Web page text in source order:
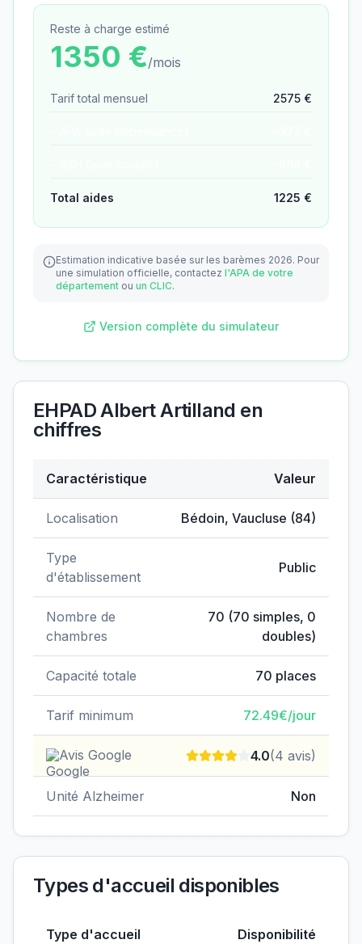
Reste à charge estimé
1350 €/mois
Tarif total mensuel 2575 €
Total aides 1225 €
Estimation indicative basée sur les barèmes 2026. Pour
une simulation officielle, contactez l'APA de votre
département ou un CLIC.
Version complète du simulateur
EHPAD Albert Artilland en
chiffres
Caractéristique Valeur
Localisation Bédoin, Vaucluse (84)
Type
d'établissement
Public
Nombre de
chambres
70 (70 simples, 0
doubles)
Capacité totale 70 places
Tarif minimum 72.49€/jour
Avis Google 4.0(4 avis)
Unité Alzheimer Non
Types d'accueil disponibles
Type d'accueil Disponibilité